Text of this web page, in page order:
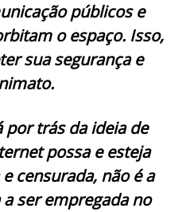
públicos e
o espaço. Isso,
sua segurança e
por trás da ideia de
possa e esteja
censurada, não é a
ser empregada no